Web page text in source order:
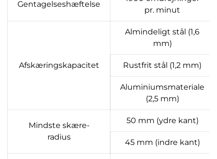
Gentagelseshæftelse
pr. minut
Afskæringskapacitet
Almindeligt stål (1,6
mm)
Rustfrit stål (1,2 mm)
Aluminiumsmateriale
(2,5 mm)
Mindste skære-
radius
50 mm (ydre kant)
45 mm (indre kant)